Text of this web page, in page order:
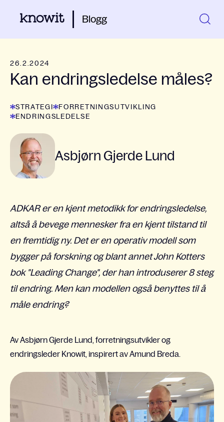
Blogg
26.2.2024
Kan endringsledelse måles?
STRATEGI
FORRETNINGSUTVIKLING
ENDRINGSLEDELSE
Asbjørn Gjerde Lund
ADKAR er en kjent metodikk for endringsledelse,
altså å bevege mennesker fra en kjent tilstand til
en fremtidig ny. Det er en operativ modell som
bygger på forskning og blant annet John Kotters
bok "Leading Change", der han introduserer 8 steg
til endring. Men kan modellen også benyttes til å
måle endring?
Av Asbjørn Gjerde Lund, forretningsutvikler og
endringsleder Knowit, inspirert av Amund Breda.